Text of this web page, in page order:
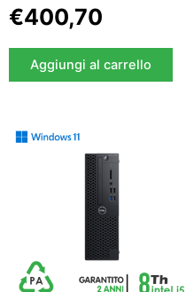
€400,70
Aggiungi al carrello